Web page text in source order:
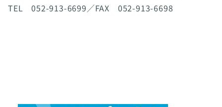
TEL 052-913-6699／FAX 052-913-6698